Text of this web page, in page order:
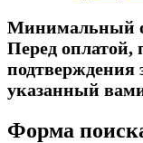
Минимальный
Перед оплатой,
подтверждения
указанный
Форма